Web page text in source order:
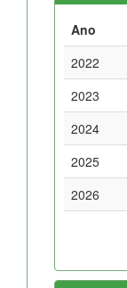
Ano
2022
2023
2024
2025
2026